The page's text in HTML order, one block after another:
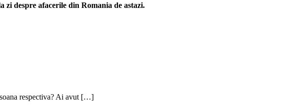
zi despre afacerile din Romania de astazi.
respectiva? Ai avut […]